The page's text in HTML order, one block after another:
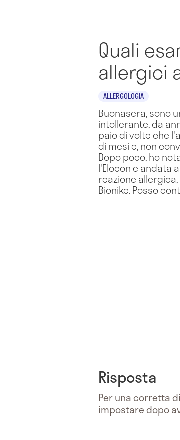
Quali
allergici
ALLERGOLOGIA
Buonasera, sono
intollerante, da
paio di volte che
di mesi e, non
Dopo poco, ho
l'Elocon e andata
reazione
Bionike. Posso
Risposta
Per una corretta
impostare dopo